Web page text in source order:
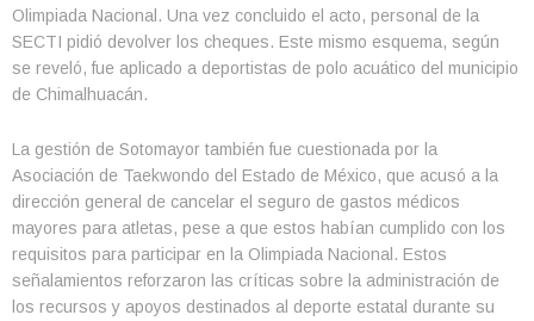
Olimpiada Nacional. Una vez concluido el acto, personal de la
SECTI pidió devolver los cheques. Este mismo esquema, según
se reveló, fue aplicado a deportistas de polo acuático del municipio
de Chimalhuacán.
La gestión de Sotomayor también fue cuestionada por la
Asociación de Taekwondo del Estado de México, que acusó a la
dirección general de cancelar el seguro de gastos médicos
mayores para atletas, pese a que estos habían cumplido con los
requisitos para participar en la Olimpiada Nacional. Estos
señalamientos reforzaron las críticas sobre la administración de
los recursos y apoyos destinados al deporte estatal durante su